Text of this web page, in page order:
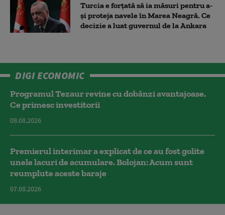
Turcia e forțată să ia măsuri pentru a-
și proteja navele în Marea Neagră. Ce
decizie a luat guvernul de la Ankara
DIGI ECONOMIC
Programul Tezaur revine cu dobânzi avantajoase.
Ce primesc investitorii
08.08.2026
Premierul interimar a explicat de ce au fost golite
unele lacuri de acumulare. Bolojan: Acum sunt
reumplute aceste baraje
07.08.2026